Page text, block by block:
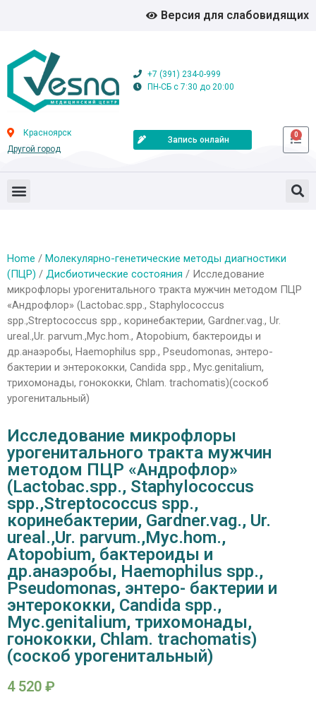
Версия для слабовидящих
+7 (391) 234-0-999
ПН-СБ с 7:30 до 20:00
Красноярск
Другой город
Запись онлайн
0
Home / Молекулярно-генетические методы диагностики
(ПЦР) / Дисбиотические состояния / Исследование
микрофлоры урогенитального тракта мужчин методом ПЦР
«Андрофлор» (Lactobac.spp., Staphylococcus
spp.,Streptococcus spp., коринебактерии, Gardner.vag., Ur.
ureal.,Ur. parvum.,Myc.hom., Atopobium, бактероиды и
др.анаэробы, Haemophilus spp., Pseudomonas, энтеро-
бактерии и энтерококки, Сandida spp., Myc.genitalium,
трихомонады, гонококки, Chlam. trachomatis)(соскоб
урогенитальный)
Исследование микрофлоры
урогенитального тракта мужчин
методом ПЦР «Андрофлор»
(Lactobac.spp., Staphylococcus
spp.,Streptococcus spp.,
коринебактерии, Gardner.vag., Ur.
ureal.,Ur. parvum.,Myc.hom.,
Atopobium, бактероиды и
др.анаэробы, Haemophilus spp.,
Pseudomonas, энтеро- бактерии и
энтерококки, Сandida spp.,
Myc.genitalium, трихомонады,
гонококки, Chlam. trachomatis)
(соскоб урогенитальный)
4 520 ₽